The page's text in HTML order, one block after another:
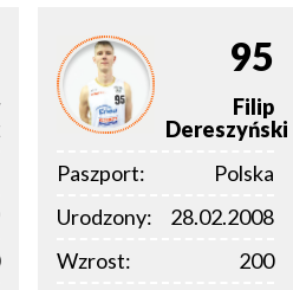
95
Filip
Dereszyński
Paszport:
Polska
Urodzony:
28.02.2008
Wzrost:
200